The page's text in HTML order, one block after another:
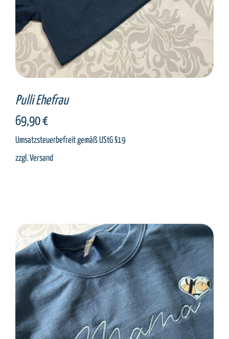
Pulli Ehefrau
69,90€
Umsatzsteuerbefreit gemäß UStG §19
zzgl.Versand